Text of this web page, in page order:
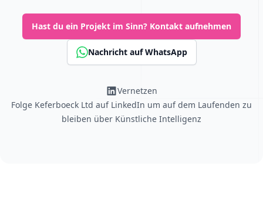
Hast du ein Projekt im Sinn? Kontakt aufnehmen
Nachricht auf WhatsApp
Vernetzen
Folge Keferboeck Ltd auf LinkedIn um auf dem Laufenden zu
bleiben über Künstliche Intelligenz